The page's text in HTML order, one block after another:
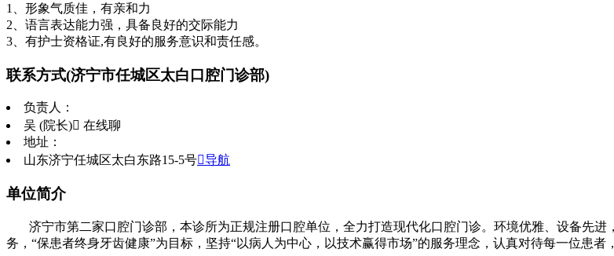
1、形象气质佳，有亲和力
2、语言表达能力强，具备良好的交际能力
3、有护士资格证,有良好的服务意识和责任感。
联系方式(济宁市任城区太白口腔门诊部)
负责人：
吴 (院长) 在线聊
地址：
山东济宁任城区太白东路15-5号导航
单位简介
济宁市第二家口腔门诊部，本诊所为正规注册口腔单位，全力打造现代化口腔门诊。环境优雅、设备先
务，“保患者终身牙齿健康”为目标，坚持“以病人为中心，以技术赢得市场”的服务理念，认真对待每一位患者